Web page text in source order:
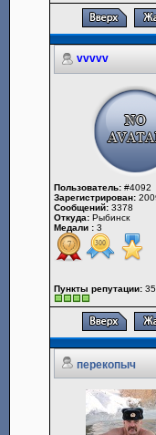
vvvvv
Пользователь:#4092
Зарегистрирован:
Сообщений:3378
Откуда:Рыбинск
Медали :3
Пункты репутации:
перекопыч